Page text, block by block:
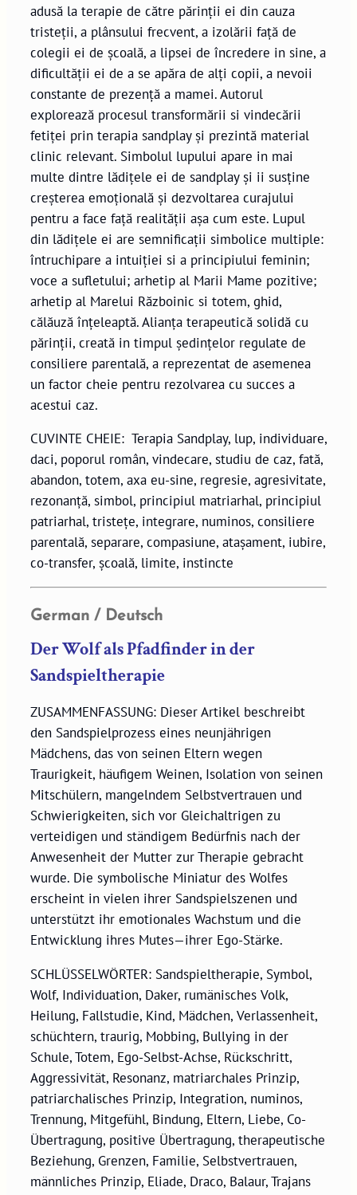
adusă la terapie de către părinții ei din cauza
tristeții, a plânsului frecvent, a izolării față de
colegii ei de școală, a lipsei de încredere in sine, a
dificultății ei de a se apăra de alți copii, a nevoii
constante de prezență a mamei. Autorul
explorează procesul transformării si vindecării
fetiței prin terapia sandplay și prezintă material
clinic relevant. Simbolul lupului apare in mai
multe dintre lădițele ei de sandplay și ii susține
creșterea emoțională și dezvoltarea curajului
pentru a face față realității așa cum este. Lupul
din lădițele ei are semnificații simbolice multiple:
întruchipare a intuiției si a principiului feminin;
voce a sufletului; arhetip al Marii Mame pozitive;
arhetip al Marelui Războinic si totem, ghid,
călăuză înțeleaptă. Alianța terapeutică solidă cu
părinții, creată in timpul ședințelor regulate de
consiliere parentală, a reprezentat de asemenea
un factor cheie pentru rezolvarea cu succes a
acestui caz.
CUVINTE CHEIE: Terapia Sandplay, lup, individuare,
daci, poporul român, vindecare, studiu de caz, fată,
abandon, totem, axa eu-sine, regresie, agresivitate,
rezonanță, simbol, principiul matriarhal, principiul
patriarhal, tristețe, integrare, numinos, consiliere
parentală, separare, compasiune, atașament, iubire,
co-transfer, școală, limite, instincte
German / Deutsch
Der Wolf als Pfadfinder in der
Sandspieltherapie
ZUSAMMENFASSUNG: Dieser Artikel beschreibt
den Sandspielprozess eines neunjährigen
Mädchens, das von seinen Eltern wegen
Traurigkeit, häufigem Weinen, Isolation von seinen
Mitschülern, mangelndem Selbstvertrauen und
Schwierigkeiten, sich vor Gleichaltrigen zu
verteidigen und ständigem Bedürfnis nach der
Anwesenheit der Mutter zur Therapie gebracht
wurde. Die symbolische Miniatur des Wolfes
erscheint in vielen ihrer Sandspielszenen und
unterstützt ihr emotionales Wachstum und die
Entwicklung ihres Mutes—ihrer Ego-Stärke.
SCHLÜSSELWÖRTER: Sandspieltherapie, Symbol,
Wolf, Individuation, Daker, rumänisches Volk,
Heilung, Fallstudie, Kind, Mädchen, Verlassenheit,
schüchtern, traurig, Mobbing, Bullying in der
Schule, Totem, Ego-Selbst-Achse, Rückschritt,
Aggressivität, Resonanz, matriarchales Prinzip,
patriarchalisches Prinzip, Integration, numinos,
Trennung, Mitgefühl, Bindung, Eltern, Liebe, Co-
Übertragung, positive Übertragung, therapeutische
Beziehung, Grenzen, Familie, Selbstvertrauen,
männliches Prinzip, Eliade, Draco, Balaur, Trajans